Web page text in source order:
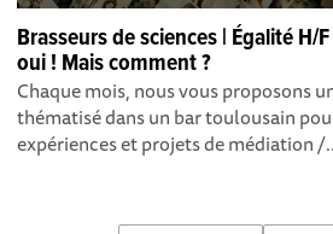
Brasseurs de sciences | Égalité H/
oui ! Mais comment ?
Chaque mois, nous vous proposons
thématisé dans un bar toulousain
expériences et projets de médiation /